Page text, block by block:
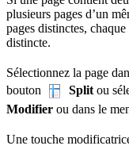
plusieurs pages d’un
pages distinctes,
distincte.
Sélectionnez la page
bouton
Split ou
Modifier ou dans le
Une touche